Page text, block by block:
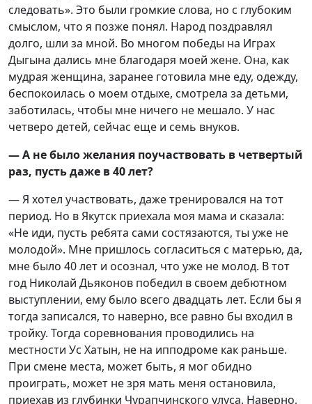
следовать». Это были громкие слова, но с глубоким
смыслом, что я позже понял. Народ поздравлял
долго, шли за мной. Во многом победы на Играх
Дыгына дались мне благодаря моей жене. Она, как
мудрая женщина, заранее готовила мне еду, одежду,
беспокоилась о моем отдыхе, смотрела за детьми,
заботилась, чтобы мне ничего не мешало. У нас
четверо детей, сейчас еще и семь внуков.
— А не было желания поучаствовать в четвертый
раз, пусть даже в 40 лет?
— Я хотел участвовать, даже тренировался на тот
период. Но в Якутск приехала моя мама и сказала:
«Не иди, пусть ребята сами состязаются, ты уже не
молодой». Мне пришлось согласиться с матерью, да,
мне было 40 лет и осознал, что уже не молод. В тот
год Николай Дьяконов победил в своем дебютном
выступлении, ему было всего двадцать лет. Если бы я
тогда записался, то наверно, все равно бы входил в
тройку. Тогда соревнования проводились на
местности Ус Хатын, не на ипподроме как раньше.
При смене места, может быть, я мог обидно
проиграть, может не зря мать меня остановила,
приехав из глубинки Чурапчинского улуса. Наверно,